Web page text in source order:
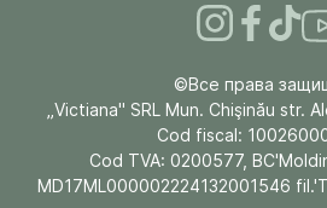
©Все права
„Victiana" SRL Mun. Chişinău str.
Cod fiscal:
Cod TVA: 0200577,
MD17ML000002224132001546